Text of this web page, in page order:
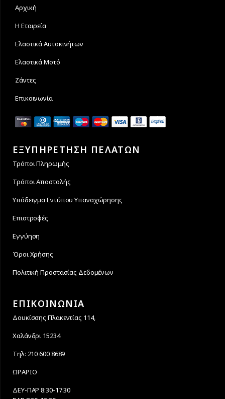
Αρχική
Η Εταιρεία
Ελαστικά Αυτοκινήτων
Ελαστικά Μοτό
Ζάντες
Επικοινωνία
ΕΞΥΠΗΡΕΤΗΣΗ ΠΕΛΑΤΩΝ
Τρόποι Πληρωμής
Τρόποι Αποστολής
Υπόδειγμα Εντύπου Υπαναχώρησης
Επιστροφές
Εγγύηση
Όροι Χρήσης
Πολιτική Προστασίας Δεδομένων
ΕΠΙΚΟΙΝΩΝΙΑ
Δουκίσσης Πλακεντίας 114,
Χαλάνδρι 15234
Τηλ: 210 600 8689
ΩΡΑΡΙΟ
ΔΕΥ-ΠΑΡ 8:30-17:30